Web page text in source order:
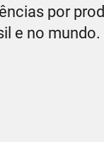
por
e no mundo.